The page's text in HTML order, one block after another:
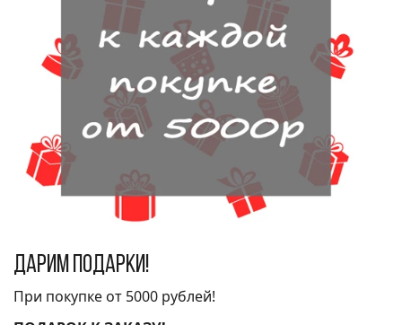
Дарим подарки!
При покупке от 5000 рублей!